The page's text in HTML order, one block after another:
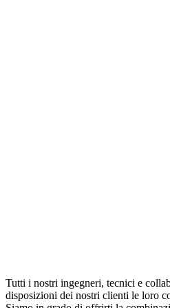
Tutti i nostri ingegneri, tecnici e
disposizioni dei nostri clienti le loro